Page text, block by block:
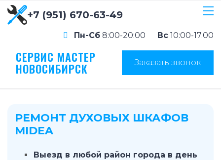
+7 (951) 670-63-49
Пн-Сб 8:00-20:00 Вс 10:00-17.00
СЕРВИС МАСТЕР
НОВОСИБИРСК Заказать звонок
РЕМОНТ ДУХОВЫХ ШКАФОВ
MIDEA
Выезд в любой район города в день